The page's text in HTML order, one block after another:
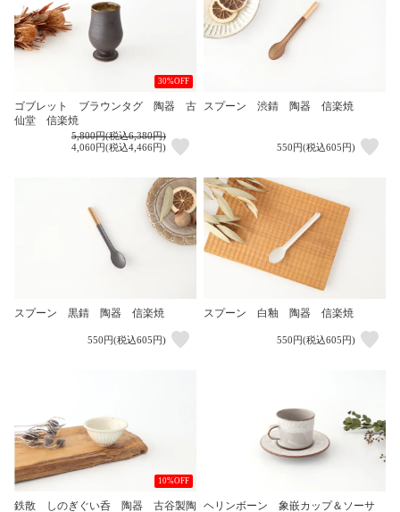
30%OFF
ゴブレット ブラウンタグ 陶器 古
仙堂 信楽焼
5,800円(税込6,380円)
4,060円(税込4,466円)
スプーン 渋錆 陶器 信楽焼
550円(税込605円)
スプーン 黒錆 陶器 信楽焼
550円(税込605円)
スプーン 白釉 陶器 信楽焼
550円(税込605円)
10%OFF
鉄散 しのぎぐい呑 陶器 古谷製陶
ヘリンボーン 象嵌カップ＆ソーサ